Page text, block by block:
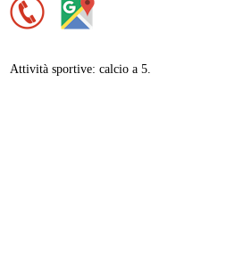
Attività sportive: calcio a 5.